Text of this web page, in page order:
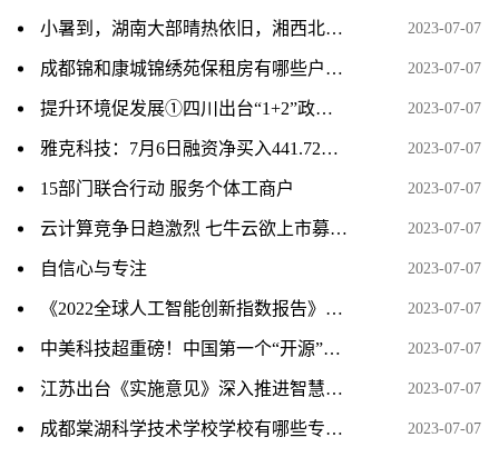
小暑到，湖南大部晴热依旧，湘西北局地有暴雨 2023-07-07
成都锦和康城锦绣苑保租房有哪些户型？ 2023-07-07
提升环境促发展①四川出台“1+2”政策体系 助力民营经济高质量发展 2023-07-07
雅克科技：7月6日融资净买入441.72万元，连续3日累计净买入2170.13万元 2023-07-07
15部门联合行动 服务个体工商户 2023-07-07
云计算竞争日趋激烈 七牛云欲上市募资扩大市场份额 2023-07-07
自信心与专注 2023-07-07
《2022全球人工智能创新指数报告》发布 中国人工智能发展成效显著 2023-07-07
中美科技超重磅！中国第一个“开源”桌面操作系统问世 挑战微软、苹果全球市占率 2023-07-07
江苏出台《实施意见》深入推进智慧社区建设 2023-07-07
成都棠湖科学技术学校学校有哪些专业 学费怎么收 2023-07-07